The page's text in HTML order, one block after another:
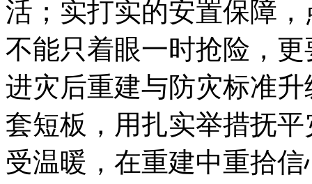
活；实打实的安置保障
不能只着眼一时抢险，
进灾后重建与防灾标准
套短板，用扎实举措抚
受温暖，在重建中重拾